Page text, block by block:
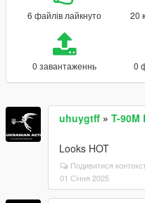
6 файлів лайкнуто 20
0 завантаженнь 0
uhuygtff » T-90M
Looks HOT
Подивитися
01 Січня 2025